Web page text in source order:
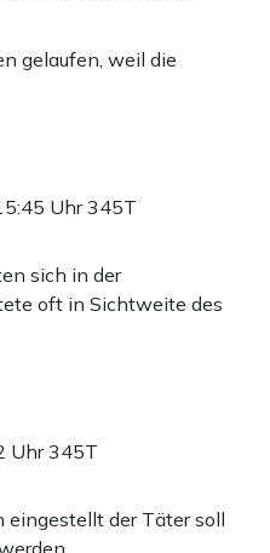
gelaufen, weil die
Uhr345T
sich in der
oft in Sichtweite des
Uhr345T
eingestellt der Täter soll